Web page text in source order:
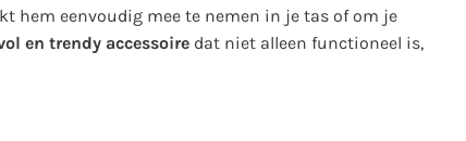
hem eenvoudig mee te nemen in je tas of om je
en trendy accessoire dat niet alleen functioneel is,